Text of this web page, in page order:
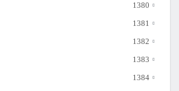
1380
1381
1382
1383
1384